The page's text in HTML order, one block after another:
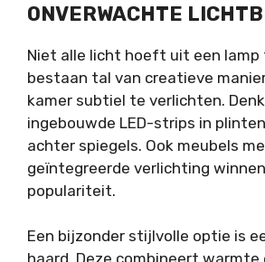
ONVERWACHTE
Niet alle licht hoeft uit een lamp
bestaan tal van creatieve
kamer subtiel te verlichten.
ingebouwde LED-strips in
achter spiegels. Ook meubels
geïntegreerde verlichting
populariteit.
Een bijzonder stijlvolle optie is